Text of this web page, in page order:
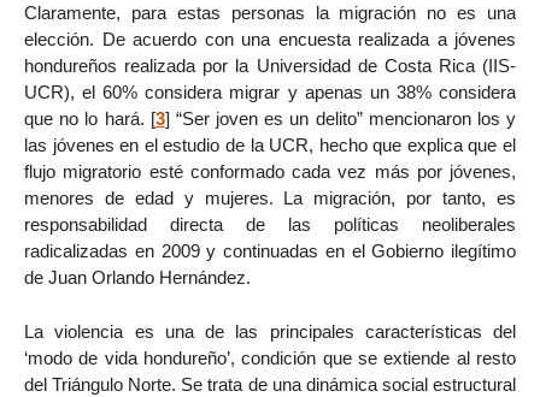
Claramente, para estas personas la migración no es una
elección. De acuerdo con una encuesta realizada a jóvenes
hondureños realizada por la Universidad de Costa Rica (IIS-
UCR), el 60% considera migrar y apenas un 38% considera
que no lo hará. [3] “Ser joven es un delito” mencionaron los y
las jóvenes en el estudio de la UCR, hecho que explica que el
flujo migratorio esté conformado cada vez más por jóvenes,
menores de edad y mujeres. La migración, por tanto, es
responsabilidad directa de las políticas neoliberales
radicalizadas en 2009 y continuadas en el Gobierno ilegítimo
de Juan Orlando Hernández.
La violencia es una de las principales características del
‘modo de vida hondureño’, condición que se extiende al resto
del Triángulo Norte. Se trata de una dinámica social estructural